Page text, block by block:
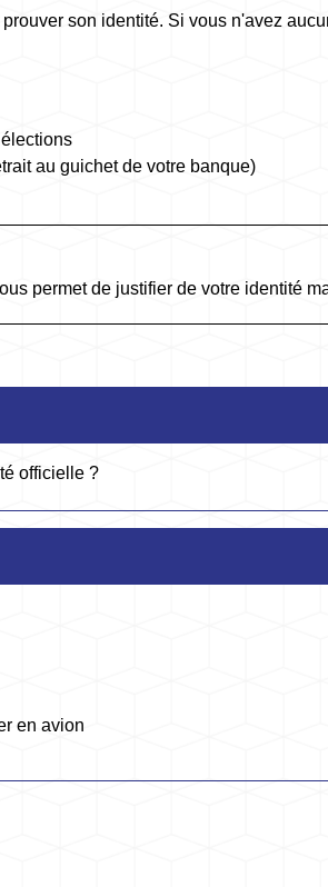
son identité. Si vous n'avez
au guichet de votre banque)
permet de justifier de votre identité
officielle ?
en avion